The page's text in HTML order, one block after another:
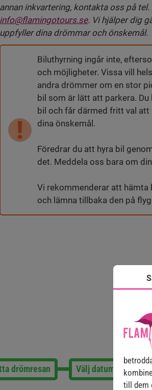
annan inkvartering, kontakta oss på tel.
info@flamingotours.se. Vi hjälper dig
uppfyller dina drömmar och önskemål.
Biluthyrning ingår inte,
och möjligheter. Vissa vill
andra drömmer om en stor
bil som är lätt att parkera.
bil och får därmed fritt val
dina önskemål.
Föredrar du att hyra bil
det. Meddela oss bara om
Vi rekommenderar att hämta
och lämna tillbaka den på
drömresan Välj datum och
till dem